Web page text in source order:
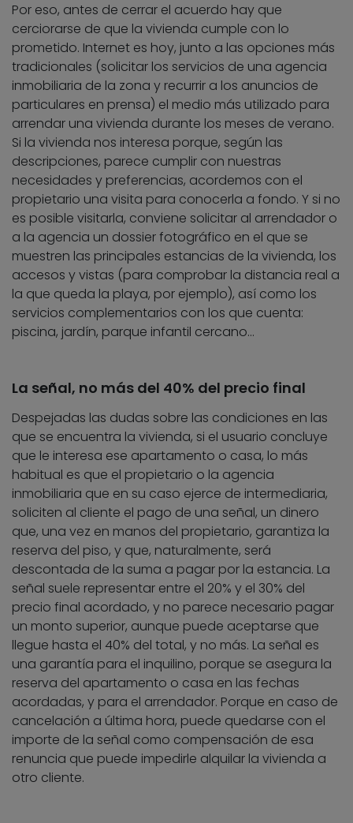
Por eso, antes de cerrar el acuerdo hay que
cerciorarse de que la vivienda cumple con lo
prometido. Internet es hoy, junto a las opciones más
tradicionales (solicitar los servicios de una agencia
inmobiliaria de la zona y recurrir a los anuncios de
particulares en prensa) el medio más utilizado para
arrendar una vivienda durante los meses de verano.
Si la vivienda nos interesa porque, según las
descripciones, parece cumplir con nuestras
necesidades y preferencias, acordemos con el
propietario una visita para conocerla a fondo. Y si no
es posible visitarla, conviene solicitar al arrendador o
a la agencia un dossier fotográfico en el que se
muestren las principales estancias de la vivienda, los
accesos y vistas (para comprobar la distancia real a
la que queda la playa, por ejemplo), así como los
servicios complementarios con los que cuenta:
piscina, jardín, parque infantil cercano…
La señal, no más del 40% del precio final
Despejadas las dudas sobre las condiciones en las
que se encuentra la vivienda, si el usuario concluye
que le interesa ese apartamento o casa, lo más
habitual es que el propietario o la agencia
inmobiliaria que en su caso ejerce de intermediaria,
soliciten al cliente el pago de una señal, un dinero
que, una vez en manos del propietario, garantiza la
reserva del piso, y que, naturalmente, será
descontada de la suma a pagar por la estancia. La
señal suele representar entre el 20% y el 30% del
precio final acordado, y no parece necesario pagar
un monto superior, aunque puede aceptarse que
llegue hasta el 40% del total, y no más. La señal es
una garantía para el inquilino, porque se asegura la
reserva del apartamento o casa en las fechas
acordadas, y para el arrendador. Porque en caso de
cancelación a última hora, puede quedarse con el
importe de la señal como compensación de esa
renuncia que puede impedirle alquilar la vivienda a
otro cliente.